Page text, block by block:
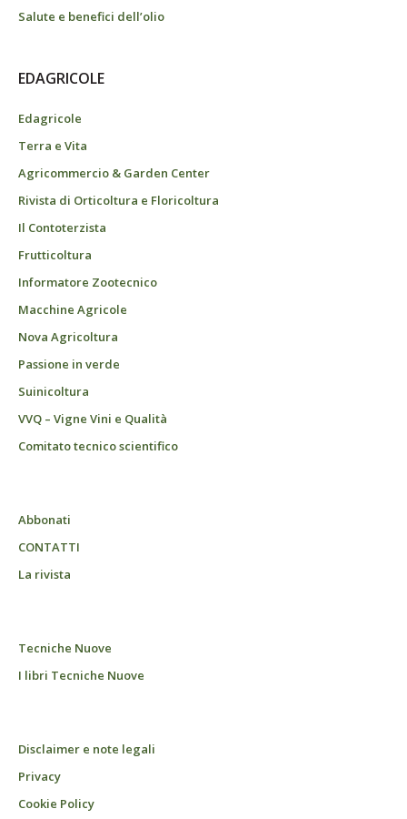
Salute e benefici dell’olio
EDAGRICOLE
Edagricole
Terra e Vita
Agricommercio & Garden Center
Rivista di Orticoltura e Floricoltura
Il Contoterzista
Frutticoltura
Informatore Zootecnico
Macchine Agricole
Nova Agricoltura
Passione in verde
Suinicoltura
VVQ – Vigne Vini e Qualità
Comitato tecnico scientifico
Abbonati
CONTATTI
La rivista
Tecniche Nuove
I libri Tecniche Nuove
Disclaimer e note legali
Privacy
Cookie Policy